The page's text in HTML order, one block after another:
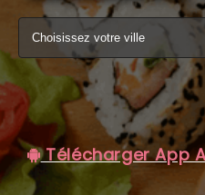
VOS AVIS
MENTIONS LÉGALES
C.G.V
Télécharger App